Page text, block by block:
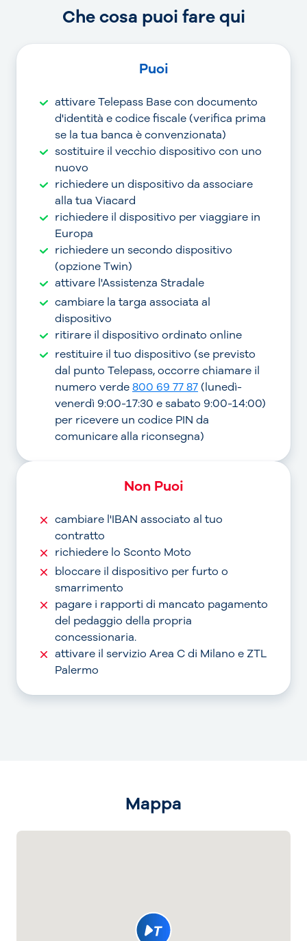
Che cosa puoi fare qui
Puoi
attivare Telepass Base con documento
d'identità e codice fiscale (verifica prima
se la tua banca è convenzionata)
sostituire il vecchio dispositivo con uno
nuovo
richiedere un dispositivo da associare
alla tua Viacard
richiedere il dispositivo per viaggiare in
Europa
richiedere un secondo dispositivo
(opzione Twin)
attivare l'Assistenza Stradale
cambiare la targa associata al
dispositivo
ritirare il dispositivo ordinato online
restituire il tuo dispositivo (se previsto
dal punto Telepass, occorre chiamare il
numero verde800 69 77 87(lunedì-
venerdì 9:00-17:30 e sabato 9:00-14:00)
per ricevere un codice PIN da
comunicare alla riconsegna)
Non Puoi
cambiare l'IBAN associato al tuo
contratto
richiedere lo Sconto Moto
bloccare il dispositivo per furto o
smarrimento
pagare i rapporti di mancato pagamento
del pedaggio della propria
concessionaria.
attivare il servizio Area C di Milano e ZTL
Palermo
Mappa